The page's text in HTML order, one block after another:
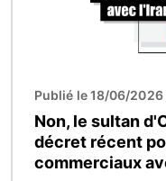
Publié le 18/06/2026
Non, le sultan
décret récent
commerciaux